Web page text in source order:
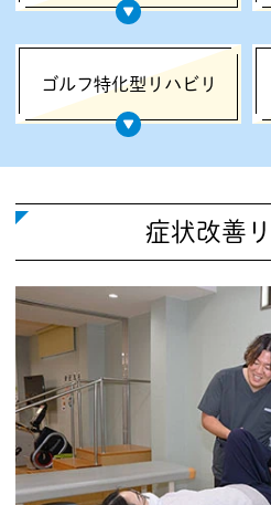
ゴルフ特化型リハビリ
症状改善